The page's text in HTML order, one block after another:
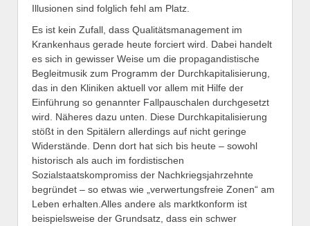
Illusionen sind folglich fehl am Platz.
Es ist kein Zufall, dass Qualitätsmanagement im
Krankenhaus gerade heute forciert wird. Dabei handelt
es sich in gewisser Weise um die propagandistische
Begleitmusik zum Programm der Durchkapitalisierung,
das in den Kliniken aktuell vor allem mit Hilfe der
Einführung so genannter Fallpauschalen durchgesetzt
wird. Näheres dazu unten. Diese Durchkapitalisierung
stößt in den Spitälern allerdings auf nicht geringe
Widerstände. Denn dort hat sich bis heute – sowohl
historisch als auch im fordistischen
Sozialstaatskompromiss der Nachkriegsjahrzehnte
begründet – so etwas wie „verwertungsfreie Zonen“ am
Leben erhalten.Alles andere als marktkonform ist
beispielsweise der Grundsatz, dass ein schwer